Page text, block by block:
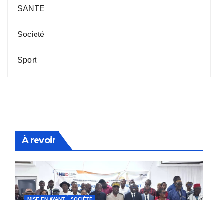
SANTE
Société
Sport
À revoir
MISE EN AVANT SOCIÉTÉ